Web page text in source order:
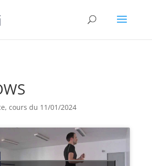
cours du 11/01/2024